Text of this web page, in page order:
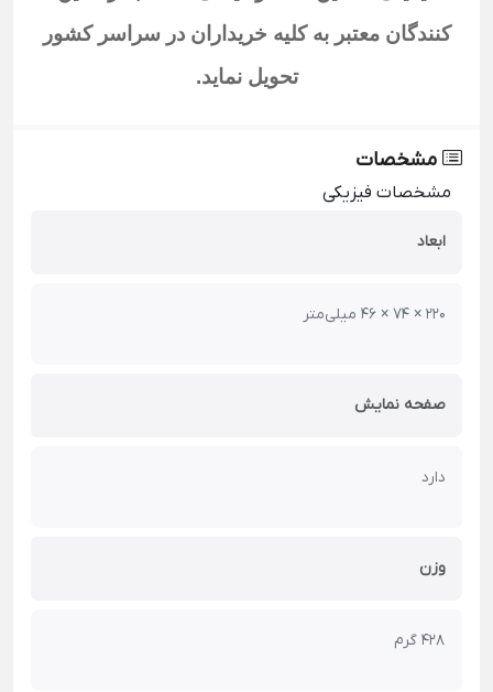
کنندگان معتبر به کلیه خریداران در سراسر کشور
تحویل نماید.
مشخصات
مشخصات فیزیکی
ابعاد
220 × 74 × 46 میلی‌متر
صفحه نمایش
دارد
وزن